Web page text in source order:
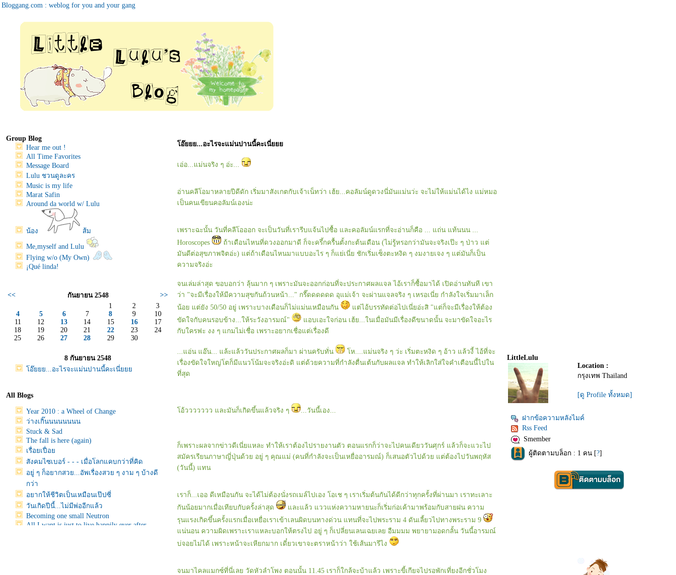
Bloggang.com : weblog for you and your gang
Group Blog
Hear me out !
All Time Favorites
Message Board
Lulu ชวนดูละคร
Music is my life
Marat Safin
Around da world w/ Lulu
น้อง ส้ม
Me,myself and Lulu
Flying w/o (My Own)
¡Qué linda!
<< กันยายน 2548
>>
1
2
3
4
5 6 7 8 9
10
11
12 13 14 15 16
17
18
19 20 21 22 23
24
25
26 27 28 29 30
8 กันยายน 2548
อ๊ยยย...อะไรจะแม่นปานนี้คะเนี่
All Blogs
Year 2010 : a Wheel of Change
ว่างเกิ๊นนนนนนนน
Stuck & Sad
The fall is here (again)
เรื่อยเปื่อ
สังคมไซเบอร์ - - - เมื่อโลกแคบกว่าที่คิด
อยู่ ๆ ก็อยากสวย...อัพเรื่องสวย ๆ งาม ๆ บ้างดี
กว่า
อยากให้ชีวิตเป็นเหมือนเป๊ปซี่
วันเกิดปีนี้...ไม่มีพ่ออีกแล้ว
Becoming one small Neutron
All I want is just to live happily ever after
อ๊ยยย...อะไรจะแม่นปานนี้คะเนี่
เอ่อ...แม่นจริง ๆ อ่ะ...
อ่านคลีโอมาหลายปีดีดัก เริ่มมาสังเกตกับเจ้าเน็ทว่า เฮ้ย...คอลัมน์ดูดวงนี่มันแม่นว่ะ จะไม่ให้แม่นได้ไง แม่หมอ
เป็นคนเขียนคอลัมน์เองน่ะ
เพราะฉะนั้น วันที่คลีโอออก จะเป็นวันที่เรารีบแจ้นไปซื้อ และคอลัมน์แรกที่จะอ่านก็คือ ... แถ่น แท้นนน ...
Horoscopes
ถ้าเดือนไหนที่ดวงออกมาดี ก็จะครึ้กครื้นตั้งกะต้นเดือน (ไม่รู้หรอกว่ามันจะจริงเป๊ะ ๆ ป่าว แต่
มันดีต่อสุขภาพจิตอ่ะ) แต่ถ้าเดือนไหนมาแบบอะไร ๆ ก็แย่เนี่ย ชักเริ่มเซ็งตะหงิด ๆ งมงายเจง ๆ แต่มันก็เป็น
ความจริงอ่ะ
จนเล่มล่าสุด ขอบอกว่า ลุ้นมาก ๆ เพราะมันจะออกก่อนที่จะประกาศผลแจล ไอ้เราก็ซื้อมาได้ เปิดอ่านทันที เขา
ว่า "จะมีเรื่องให้มีความสุขกันถ้วนหน้า..." กรี๊ดดดดดด อุแม่เจ้า จะผ่านแจลจริง ๆ เหรอเนี่ย กำลังใจเริ่มมาเล็ก
น้อย แต่ยัง 50/50 อยู่ เพราะบางเดือนก็ไม่แม่นเหมือนกัน
ต่ไอ้บรรทัดต่อไปเนี่ยอ่ะสิ "แต่ก็จะมีเรื่องให้ต้อง
ขัดใจกับคนรอบข้าง...ให้ระวังอารมณ์"
อบเอะใจก่อน เฮ้ย...ในเมื่อมันมีเรื่องดีขนาดนั้น จะมาขัดใจอะไร
กับใครฟะ งง ๆ แกมไม่เชื่อ เพราะอยากเชื่อแต่เรื่องดี
...แอ่น แอ๊น... แล้ะแล้ววันประกาศผลก็มา ผ่านครับทั่น
ห....แม่นจริง ๆ ว่ะ เริ่มตะหงิด ๆ อ้าว แล้วงี้ ไอ้ที่จะ
เรื่องขัดใจใหญ่โตก็มีแนวโน้มจะจริงอ่ะดิ แต่ด้วยความที่กำลังตื่นเต้นกับผลแจล ทำให้เลิกใส่ใจคำเตือนนี้ไปใน
ที่สุด
อ้ววววววว และมันก็เกิดขึ้นแล้วจริง ๆ ...วันนี้เอง...
ก็เพราะผลจากข่าวดีเนี่ยแหละ ทำให้เราต้องไปรายงานตัว ตอนแรกก็ว่าจะไปคนเดียววันศุกร์ แล้วก็จะแวะไป
สมัครเรียนภาษาญี่ปุ่นด้วย อยู่ ๆ คุณแม่ (คนที่กำลังจะเป็นเหยื่ออารมณ์) ก็เสนอตัวไปด้วย แต่ต้องไปวันพฤหัส
(วันนี้) แทน
เราก็...เออ ดีเหมือนกัน จะได้ไม่ต้องนั่งรถเมล์ไปเอง โอเช ๆ เราเริ่มต้นกันได้ดีกว่าทุกครั้งที่ผ่านมา เราทะเลาะ
กันน้อยมากเมื่อเทียบกับครั้งล่าสุด
ละแล้ว แววแห่งความหายนะก็เริ่มก่อเค้ามาพร้อมกับสายฝน ความ
รุนแรงเกิดขึ้นครั้งแรกเมื่อเหยื่อเราเข้าเลนผิดบนทางด่วน แทนที่จะไปพระราม 4 ดันเลี้ยวไปทางพระราม 9
น่นอน ความผิดเพราะเราแหละบอกให้ตรงไป อยู่ ๆ ก็เปลี่ยนเลนเฉยเลย อืมมมม พยายามอดกลั้น วันนี้อารมณ์
บ่จอยไม่ได้ เพราะหน้าจะเหียกมาก เดี๋ยวเขาจะตราหน้าว่า ใช้เส้นมารึไง
จนมาไคลแมกซ์ที่นี่เลย วัดหัวลำโพง ตอนนั้น 11.45 เราก็ใกล้จะบ้าแล้ว เพราะขี้เกียจไปรอพักเที่ยงอีกชั่วโมง
LittleLulu
Location :
กรุงเทพ Thailand
[ดู Profile ทั้งหมด]
ฝากข้อความหลังไมค์
Rss Feed
Smember
ผู้ติดตามบล็อก : 1 คน [?]